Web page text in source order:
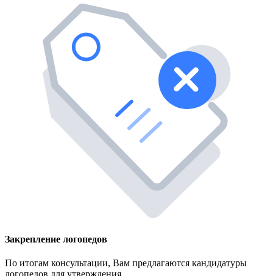
Закрепление логопедов
По итогам консультации, Вам предлагаются кандидатуры
логопедов для утверждения